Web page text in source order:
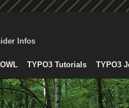
Infos
TYPO3 Tutorials TYPO3